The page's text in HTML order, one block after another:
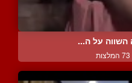
על ה...
73 המלצות